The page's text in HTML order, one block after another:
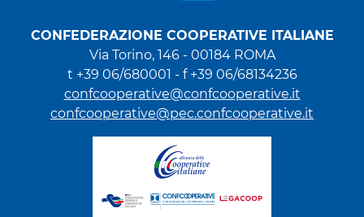
CONFEDERAZIONE COOPERATIVE ITALIANE
Via Torino, 146 - 00184 ROMA
t +39 06/680001 - f +39 06/68134236
confcooperative@confcooperative.it
confcooperative@pec.confcooperative.it